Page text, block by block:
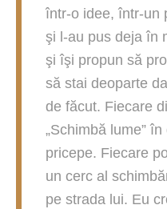
într-o idee, într-un
şi l-au pus deja în
şi îşi propun să
să stai deoparte
de făcut. Fiecare
„Schimbă lume”
pricepe. Fiecare
un cerc al
pe strada lui. Eu